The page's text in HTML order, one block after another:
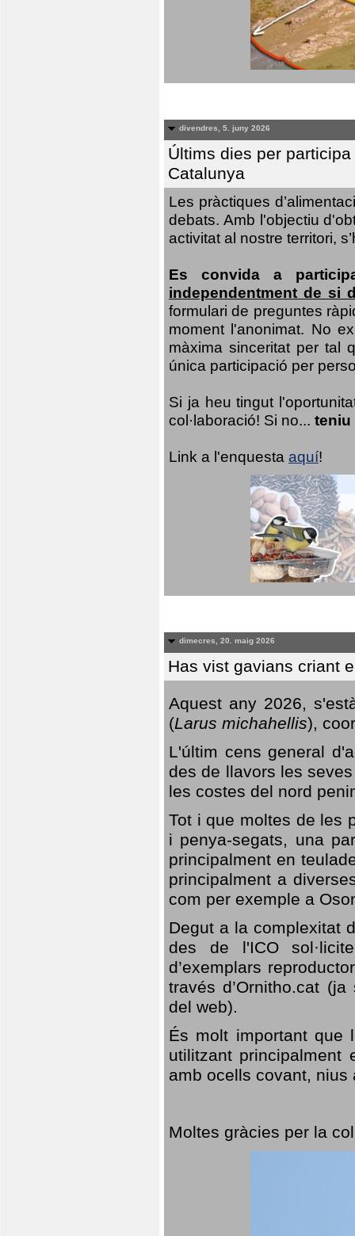
divendres, 5. juny 2026
Últims dies per
Catalunya
Les pràctiques
debats. Amb l'objectiu
activitat al nostre territori,
Es convida a
independentment de si
formulari de preguntes
moment l'anonimat. No
màxima sinceritat per tal
única participació per
Si ja heu tingut
col·laboració! Si no... teniu
Link a l'enquesta aquí!
dimecres, 20. maig 2026
Has vist gavians criant
Aquest any 2026,
(Larus michahellis),
L'últim cens general
des de llavors les
les costes del nord
Tot i que moltes de les
i penya-segats, una
principalment en
principalment a
com per exemple a
Degut a la complexitat
des de l'ICO
d’exemplars
través d’Ornitho.cat
del web).
És molt important que
utilitzant
amb ocells covant,
Moltes gràcies per la